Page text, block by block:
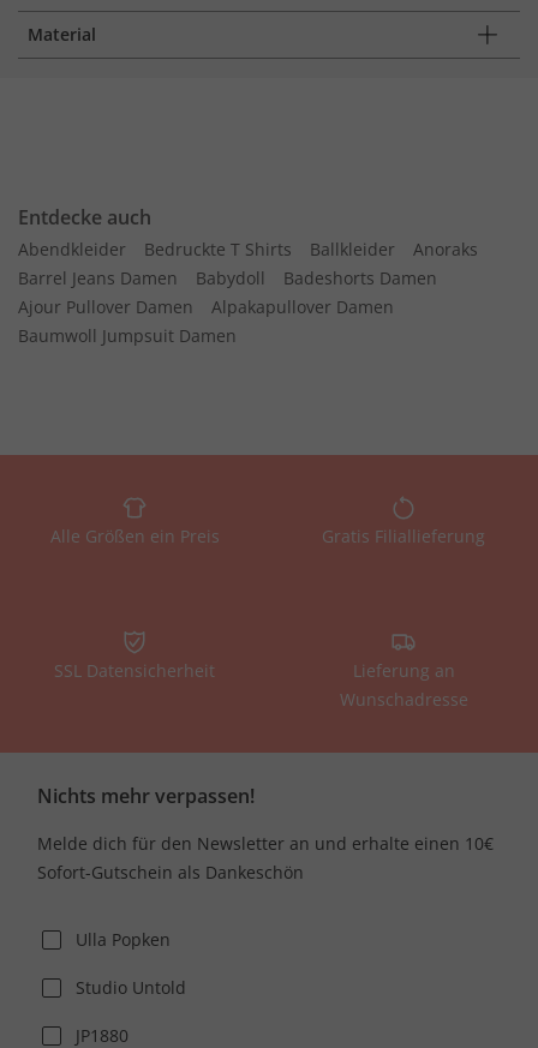
Material
Entdecke auch
Abendkleider Bedruckte T Shirts Ballkleider
Anoraks
Barrel Jeans Damen
Babydoll
Badeshorts Damen
Ajour Pullover Damen
Alpakapullover Damen
Baumwoll Jumpsuit Damen
Alle Größen ein Preis Gratis Filiallieferung
SSL Datensicherheit
Lieferung an
Wunschadresse
Nichts mehr verpassen!
Melde dich für den Newsletter an und erhalte einen 10€
Sofort-Gutschein als Dankeschön
Ulla Popken
Studio Untold
JP1880